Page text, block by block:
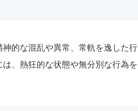
的な混乱や異常、常軌を逸した行
、熱狂的な状態や無分別な行為を